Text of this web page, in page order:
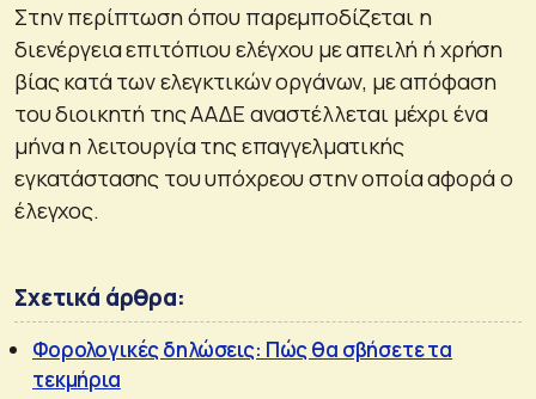
Στην περίπτωση όπου παρεμποδίζεται η
διενέργεια επιτόπιου ελέγχου με απειλή ή χρήση
βίας κατά των ελεγκτικών οργάνων, με απόφαση
του διοικητή της ΑΑΔΕ αναστέλλεται μέχρι ένα
μήνα η λειτουργία της επαγγελματικής
εγκατάστασης του υπόχρεου στην οποία αφορά ο
έλεγχος.
Σχετικά άρθρα:
Φορολογικές δηλώσεις: Πώς θα σβήσετε τα
τεκμήρια